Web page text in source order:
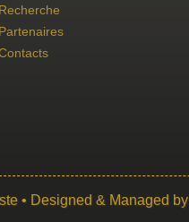
Recherche
Partenaires
• Designed & Managed by